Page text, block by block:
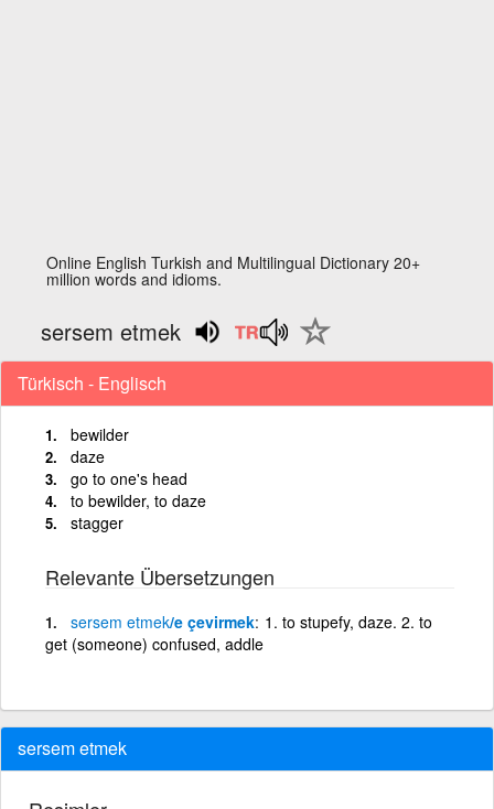
Online English Turkish and Multilingual Dictionary 20+
million words and idioms.
sersem etmek
Türkisch - Englisch
bewilder
daze
go to one's head
to bewilder, to daze
stagger
Relevante Übersetzungen
sersem etmek/e çevirmek 1. to stupefy, daze. 2. to
get (someone) confused, addle
sersem etmek